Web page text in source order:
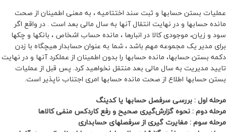
عملیات بستن حسابها و ثبت سند اختتامیه ، به معنی اطمینان از صحت
مانده حسابها و در نهایت انتقال آنها به سال مالی بعد است . در واقع اگر
سود و زیان، موجودی کالا در انبارها ، مانده حساب اشخاص ، بانکها و چکها
برای مدیر یک مجموعه مهم باشد ، شما به عنوان حسابدار هیچگاه با زدن
دکمه بستن حسابها، مانده حسابها را بدون اطمینان از عملکرد آنها و در نهایت
تایید مدیریت به سال مالی بعد منتقل نخواهید کرد. پس قبل از عملیات
بستن حسابها اطلاع از صحت مانده حسابها امری اجتناب ناپذیر است.
مرحله اول : بررسی سرفصل حسابها یا کدینگ
مرحله دوم : نحوه گزارش‌گیری صحیح و رفع کاردکس منفی کالاها
مرحله سوم : مغایرت گیری از سرفصلهای حسابداری